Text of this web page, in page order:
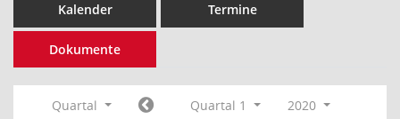
Kalender Termine
Dokumente
Quartal Quartal 1
2020